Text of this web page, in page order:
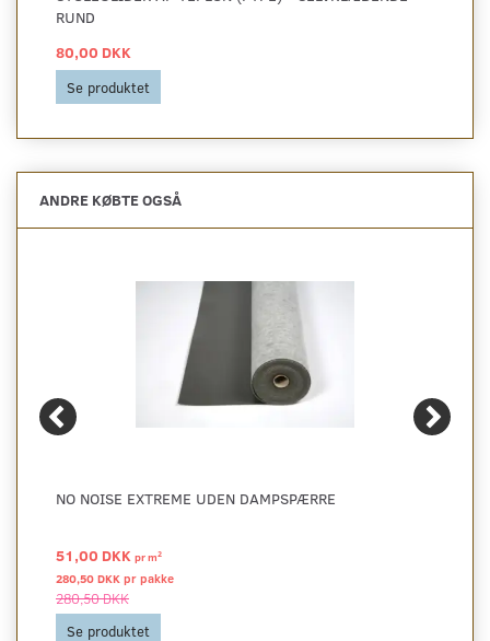
RUND
80,00 DKK
Se produktet
ANDRE KØBTE OGSÅ
NO NOISE EXTREME UDEN DAMPSPÆRRE
51,00 DKK prm2
280,50 DKK pr pakke
280,50 DKK
Se produktet